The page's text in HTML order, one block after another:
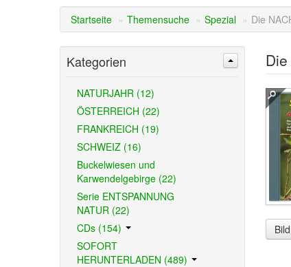
Startseite » Themensuche » Spezial » Die
Kategorien
NATURJAHR (12)
ÖSTERREICH (22)
FRANKREICH (19)
SCHWEIZ (16)
Buckelwiesen und
Karwendelgebirge (22)
Serie ENTSPANNUNG
NATUR (22)
CDs (154)
SOFORT
HERUNTERLADEN (489)